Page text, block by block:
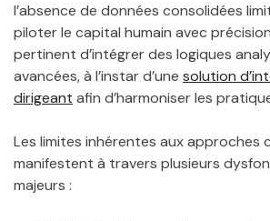
l’absence de données consolidées
piloter le capital humain avec
pertinent d’intégrer des logiques
avancées, à l’instar d’une solution
dirigeant afin d’harmoniser les
Les limites inhérentes aux approches
manifestent à travers plusieurs
majeurs :